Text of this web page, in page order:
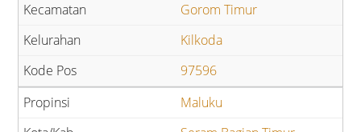
Gorom Timur
Kilkoda
97596
Maluku